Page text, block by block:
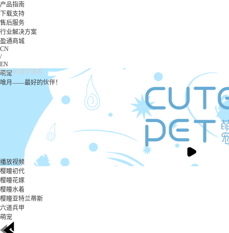
产品指南
下载支持
售后服务
行业解决方案
盈通商城
CN
/
EN
萌宠
喰月——最好的伙伴！
播放视频
樱瞳初代
樱瞳花嫁
樱瞳水着
樱瞳亚特兰蒂斯
六道兵甲
萌宠